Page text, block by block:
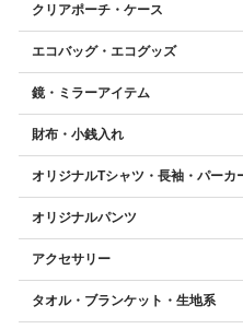
クリアポーチ・ケース
エコバッグ・エコグッズ
鏡・ミラーアイテム
財布・小銭入れ
オリジナルTシャツ・長袖・パーカ
オリジナルパンツ
アクセサリー
タオル・ブランケット・生地系